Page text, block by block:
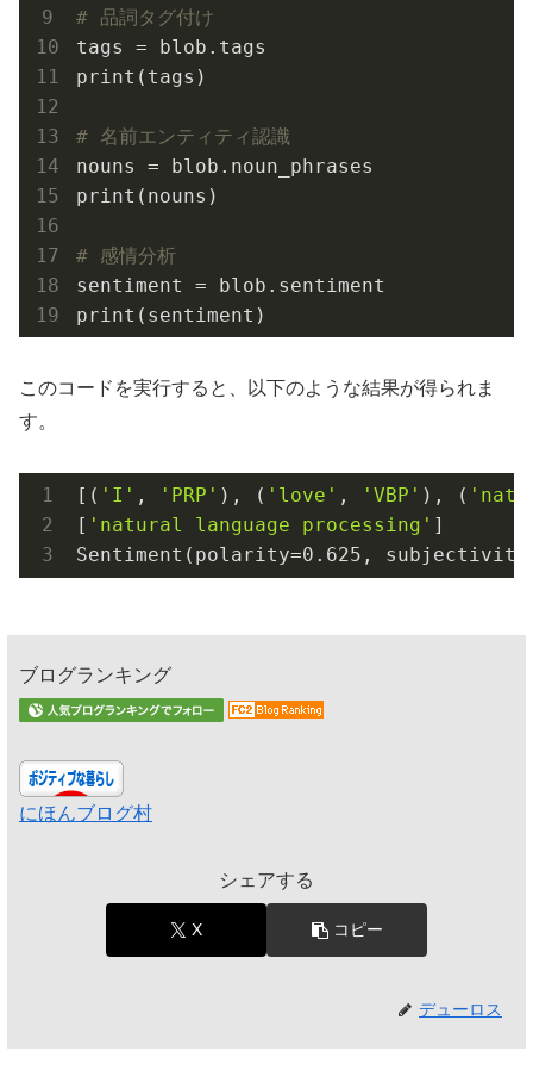
# 品詞タグ付け
tags = blob.tags
print(tags)
# 名前エンティティ認識
nouns = blob.noun_phrases
print(nouns)
# 感情分析
sentiment = blob.sentiment
このコードを実行すると、以下のような結果が得られま
す。
[( 'I' , 'PRP' ), ( 'love' , 'VBP' ), (
[ 'natural language processing' ]
ブログランキング
にほんブログ村
シェアする
X コピー
デューロス